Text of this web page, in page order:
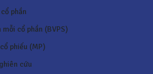
phần
cổ phần (BVPS)
phiếu (MP)
cứu